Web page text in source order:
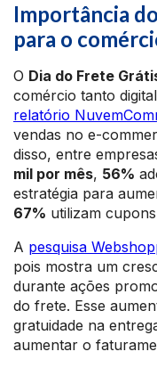
Importância
para o
O Dia do Frete
comércio tanto
relatório
vendas no e-
disso, entre
mil por mês, 56%
estratégia para
67% utilizam
A pesquisa
pois mostra um
durante ações
do frete. Esse
gratuidade na
aumentar o